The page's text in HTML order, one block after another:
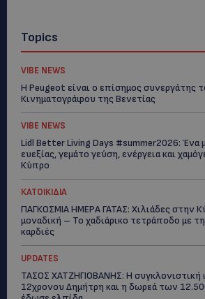
Topics
VIBE NEWS
Η Peugeot είναι ο επίσημος συνεργάτης
Κινηματογράφου της Βενετίας
VIBE NEWS
Lidl Better Living Days #summer2026: Ένα
ευεξίας, γεμάτο γεύση, ενέργεια και
Κύπρο
ΚΑΤΟΙΚΙΔΙΑ
ΠΑΓΚΟΣΜΙΑ ΗΜΕΡΑ ΓΑΤΑΣ: Χιλιάδες στην
μοναδική – Το χαδιάρικο τετράποδο με
καρδιές
UPDATES
ΤΑΣΟΣ ΧΑΤΖΗΓΙΟΒΑΝΗΣ: Η συγκλονιστική
12χρονου Δημήτρη και η δωρεά των